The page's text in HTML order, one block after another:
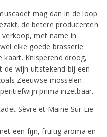
mag dan in de loop
de betere producenten
verkoop, met name in
elke goede brasserie
Knisperend droog,
de wijn uitstekend bij een
Zeeuwse mosselen.
prima inzetbaar.
een fijn, fruitig aroma en